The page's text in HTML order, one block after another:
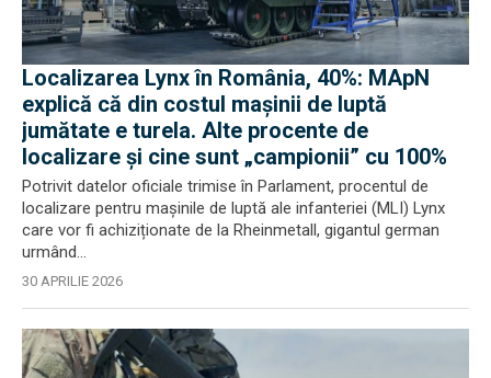
Localizarea Lynx în România, 40%: MApN
explică că din costul mașinii de luptă
jumătate e turela. Alte procente de
localizare și cine sunt „campionii” cu 100%
Potrivit datelor oficiale trimise în Parlament, procentul de
localizare pentru mașinile de luptă ale infanteriei (MLI) Lynx
care vor fi achiziționate de la Rheinmetall, gigantul german
urmând...
30 APRILIE 2026